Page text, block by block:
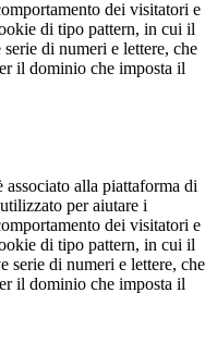
dei visitatori e
di tipo pattern, in cui il
di numeri e lettere, che
il dominio che imposta il
alla piattaforma di
per aiutare i
dei visitatori e
di tipo pattern, in cui il
serie di numeri e lettere, che
il dominio che imposta il